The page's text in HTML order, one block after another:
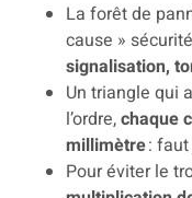
La forêt de
cause »
signalisation,
Un triangle qui
l’ordre,chaque
millimètre:
Pour éviter le